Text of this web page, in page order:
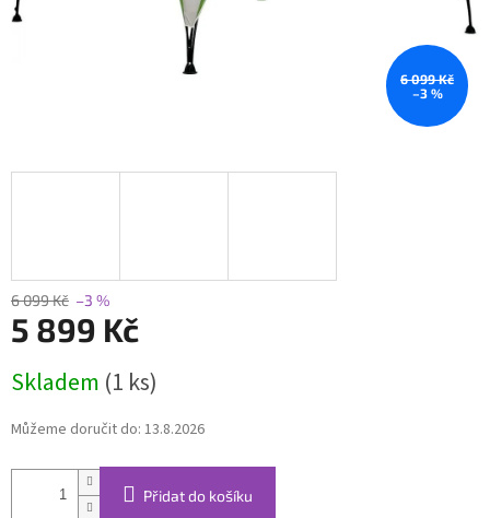
6 099 Kč
–3 %
6 099 Kč –3 %
5 899 Kč
cena:
Skladem (1 ks)
Můžeme doručit do: 13.8.2026
Přidat do košíku